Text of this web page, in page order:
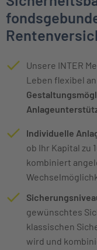
Unsere INTER
Leben flexibel
Individuelle
ob Ihr Kapital zu
kombiniert
gewünschtes
klassischen
wird und